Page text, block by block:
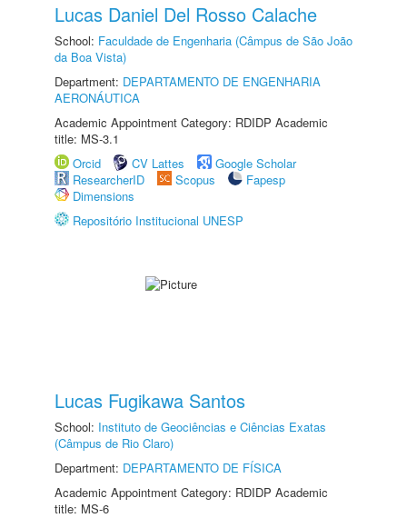
Lucas Daniel Del Rosso Calache
School: Faculdade de Engenharia (Câmpus de São João
da Boa Vista)
Department: DEPARTAMENTO DE ENGENHARIA
AERONÁUTICA
Academic Appointment Category: RDIDP Academic
title: MS-3.1
Orcid
CV Lattes
Google Scholar
ResearcherID
Scopus
Fapesp
Dimensions
Repositório Institucional UNESP
Lucas Fugikawa Santos
School: Instituto de Geociências e Ciências Exatas
(Câmpus de Rio Claro)
Department: DEPARTAMENTO DE FÍSICA
Academic Appointment Category: RDIDP Academic
title: MS-6